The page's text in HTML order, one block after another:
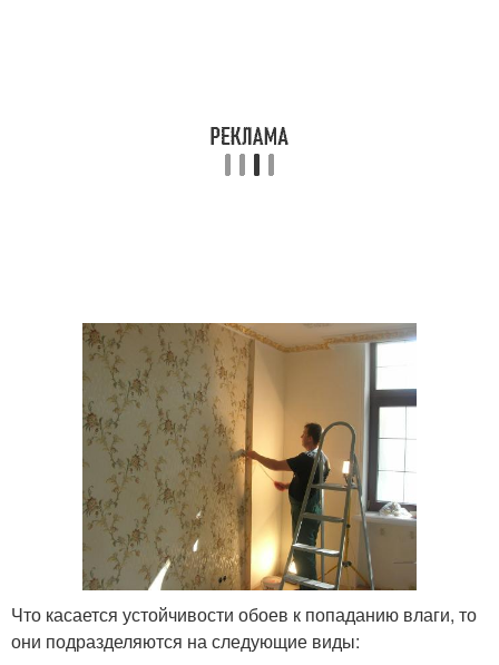
Что касается устойчивости обоев к попаданию влаги, то
они подразделяются на следующие виды: